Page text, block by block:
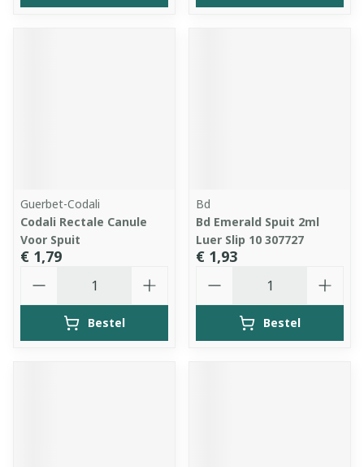
Guerbet-Codali
Codali Rectale Canule
Voor Spuit
€ 1,79
Bestel
Bd
Bd Emerald Spuit 2ml
Luer Slip 10 307727
€ 1,93
Bestel